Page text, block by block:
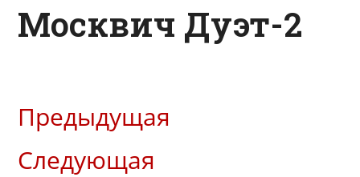
Москвич Дуэт-2
Предыдущая
Следующая